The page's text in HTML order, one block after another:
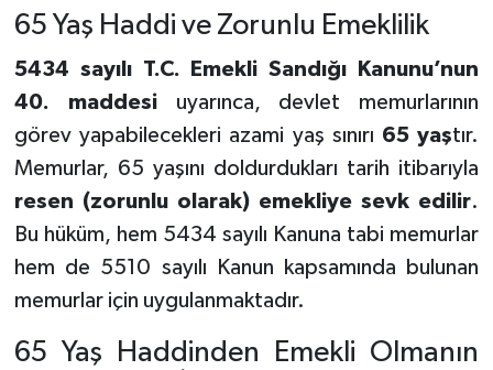
65 Yaş Haddi ve Zorunlu Emeklilik
5434 sayılı T.C. Emekli Sandığı Kanunu’nun
40. maddesiuyarınca, devlet memurlarının
görev yapabilecekleri azami yaş sınırı 65 yaştır.
Memurlar, 65 yaşını doldurdukları tarih itibarıyla
resen (zorunlu olarak) emekliye sevk edilir.
Bu hüküm, hem 5434 sayılı Kanuna tabi memurlar
hem de 5510 sayılı Kanun kapsamında bulunan
memurlar için uygulanmaktadır.
65 Yaş Haddinden Emekli Olmanın